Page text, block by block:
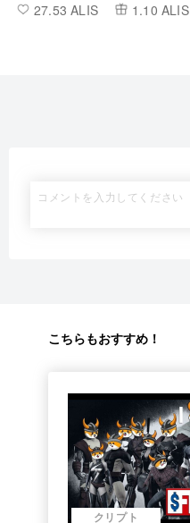
27.53 ALIS 1.10 ALIS
こちらもおすすめ！
クリプト